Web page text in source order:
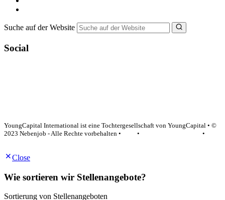
Suche auf der Website
Social
YoungCapital International ist eine Tochtergesellschaft von YoungCapital • ©
2023 Nebenjob - Alle Rechte vorbehalten •
•
•
Close
Wie sortieren wir Stellenangebote?
Sortierung von Stellenangeboten